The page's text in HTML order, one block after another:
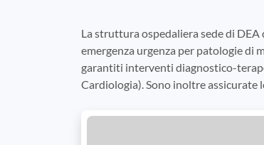
La struttura ospedaliera sede di
emergenza urgenza per patologie di
garantiti interventi diagnostico-
Cardiologia). Sono inoltre